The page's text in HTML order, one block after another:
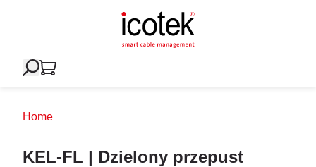
Home
KEL-FL | Dzielony przepust